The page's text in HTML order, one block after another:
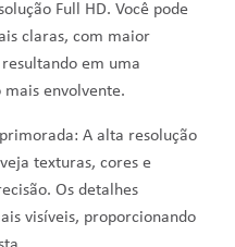
Full HD. Você pode
claras, com maior
em uma
envolvente.
A alta resolução
texturas, cores e
Os detalhes
visíveis, proporcionando